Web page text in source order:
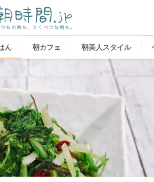
ん 朝カフェ 朝美人スタイル